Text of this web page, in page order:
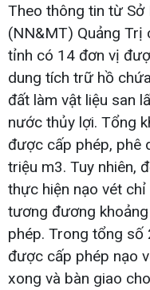
Theo thông tin từ
(NN&MT) Quảng Trị
tỉnh có 14 đơn vị
dung tích trữ hồ
đất làm vật liệu san
nước thủy lợi. Tổng
được cấp phép, phê
triệu m3. Tuy nhiên,
thực hiện nạo vét
tương đương
phép. Trong tổng
được cấp phép nạo
xong và bàn giao